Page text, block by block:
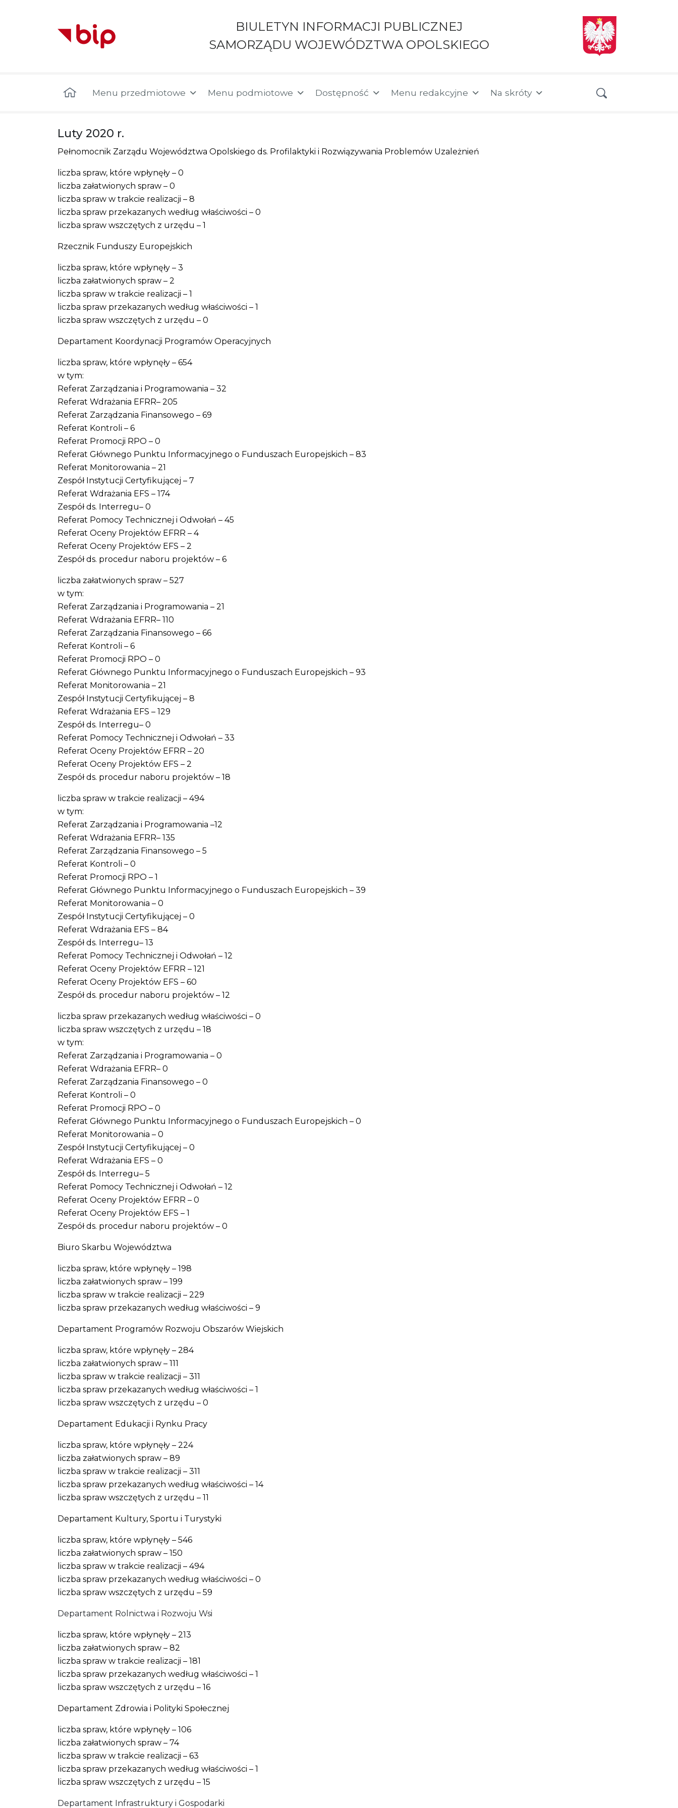
BIULETYN INFORMACJI PUBLICZNEJ
SAMORZĄDU WOJEWÓDZTWA OPOLSKIEGO
Menu przedmiotowe Menu podmiotowe Dostępność Menu redakcyjne Na skróty
Luty 2020 r.
Pełnomocnik Zarządu Województwa Opolskiego ds. Profilaktyki i Rozwiązywania Problemów Uzależnień
liczba spraw, które wpłynęły – 0
liczba załatwionych spraw – 0
liczba spraw w trakcie realizacji – 8
liczba spraw przekazanych według właściwości – 0
liczba spraw wszczętych z urzędu – 1
Rzecznik Funduszy Europejskich
liczba spraw, które wpłynęły – 3
liczba załatwionych spraw – 2
liczba spraw w trakcie realizacji – 1
liczba spraw przekazanych według właściwości – 1
liczba spraw wszczętych z urzędu – 0
Departament Koordynacji Programów Operacyjnych
liczba spraw, które wpłynęły – 654
w tym:
Referat Zarządzania i Programowania – 32
Referat Wdrażania EFRR– 205
Referat Zarządzania Finansowego – 69
Referat Kontroli – 6
Referat Promocji RPO – 0
Referat Głównego Punktu Informacyjnego o Funduszach Europejskich – 83
Referat Monitorowania – 21
Zespół Instytucji Certyfikującej – 7
Referat Wdrażania EFS – 174
Zespół ds. Interregu– 0
Referat Pomocy Technicznej i Odwołań – 45
Referat Oceny Projektów EFRR – 4
Referat Oceny Projektów EFS – 2
Zespół ds. procedur naboru projektów – 6
liczba załatwionych spraw – 527
w tym:
Referat Zarządzania i Programowania – 21
Referat Wdrażania EFRR– 110
Referat Zarządzania Finansowego – 66
Referat Kontroli – 6
Referat Promocji RPO – 0
Referat Głównego Punktu Informacyjnego o Funduszach Europejskich – 93
Referat Monitorowania – 21
Zespół Instytucji Certyfikującej – 8
Referat Wdrażania EFS – 129
Zespół ds. Interregu– 0
Referat Pomocy Technicznej i Odwołań – 33
Referat Oceny Projektów EFRR – 20
Referat Oceny Projektów EFS – 2
Zespół ds. procedur naboru projektów – 18
liczba spraw w trakcie realizacji – 494
w tym:
Referat Zarządzania i Programowania –12
Referat Wdrażania EFRR– 135
Referat Zarządzania Finansowego – 5
Referat Kontroli – 0
Referat Promocji RPO – 1
Referat Głównego Punktu Informacyjnego o Funduszach Europejskich – 39
Referat Monitorowania – 0
Zespół Instytucji Certyfikującej – 0
Referat Wdrażania EFS – 84
Zespół ds. Interregu– 13
Referat Pomocy Technicznej i Odwołań – 12
Referat Oceny Projektów EFRR – 121
Referat Oceny Projektów EFS – 60
Zespół ds. procedur naboru projektów – 12
liczba spraw przekazanych według właściwości – 0
liczba spraw wszczętych z urzędu – 18
w tym:
Referat Zarządzania i Programowania – 0
Referat Wdrażania EFRR– 0
Referat Zarządzania Finansowego – 0
Referat Kontroli – 0
Referat Promocji RPO – 0
Referat Głównego Punktu Informacyjnego o Funduszach Europejskich – 0
Referat Monitorowania – 0
Zespół Instytucji Certyfikującej – 0
Referat Wdrażania EFS – 0
Zespół ds. Interregu– 5
Referat Pomocy Technicznej i Odwołań – 12
Referat Oceny Projektów EFRR – 0
Referat Oceny Projektów EFS – 1
Zespół ds. procedur naboru projektów – 0
Biuro Skarbu Województwa
liczba spraw, które wpłynęły – 198
liczba załatwionych spraw – 199
liczba spraw w trakcie realizacji – 229
liczba spraw przekazanych według właściwości – 9
Departament Programów Rozwoju Obszarów Wiejskich
liczba spraw, które wpłynęły – 284
liczba załatwionych spraw – 111
liczba spraw w trakcie realizacji – 311
liczba spraw przekazanych według właściwości – 1
liczba spraw wszczętych z urzędu – 0
Departament Edukacji i Rynku Pracy
liczba spraw, które wpłynęły – 224
liczba załatwionych spraw – 89
liczba spraw w trakcie realizacji – 311
liczba spraw przekazanych według właściwości – 14
liczba spraw wszczętych z urzędu – 11
Departament Kultury, Sportu i Turystyki
liczba spraw, które wpłynęły – 546
liczba załatwionych spraw – 150
liczba spraw w trakcie realizacji – 494
liczba spraw przekazanych według właściwości – 0
liczba spraw wszczętych z urzędu – 59
Departament Rolnictwa i Rozwoju Wsi
liczba spraw, które wpłynęły – 213
liczba załatwionych spraw – 82
liczba spraw w trakcie realizacji – 181
liczba spraw przekazanych według właściwości – 1
liczba spraw wszczętych z urzędu – 16
Departament Zdrowia i Polityki Społecznej
liczba spraw, które wpłynęły – 106
liczba załatwionych spraw – 74
liczba spraw w trakcie realizacji – 63
liczba spraw przekazanych według właściwości – 1
liczba spraw wszczętych z urzędu – 15
Departament Infrastruktury i Gospodarki